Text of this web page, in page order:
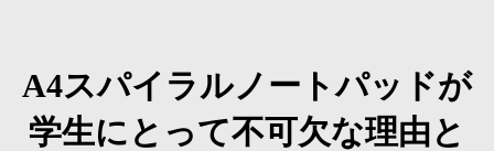
A4スパイラルノートパッドが
学生にとって不可欠な理由と